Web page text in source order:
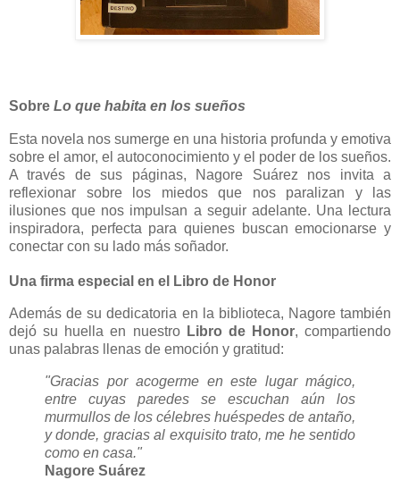
Sobre Lo que habita en los sueños
Esta novela nos sumerge en una historia profunda y emotiva
sobre el amor, el autoconocimiento y el poder de los sueños.
A través de sus páginas, Nagore Suárez nos invita a
reflexionar sobre los miedos que nos paralizan y las
ilusiones que nos impulsan a seguir adelante. Una lectura
inspiradora, perfecta para quienes buscan emocionarse y
conectar con su lado más soñador.
Una firma especial en el Libro de Honor
Además de su dedicatoria en la biblioteca, Nagore también
dejó su huella en nuestro Libro de Honor, compartiendo
unas palabras llenas de emoción y gratitud:
"Gracias por acogerme en este lugar mágico,
entre cuyas paredes se escuchan aún los
murmullos de los célebres huéspedes de antaño,
y donde, gracias al exquisito trato, me he sentido
como en casa."
Nagore Suárez